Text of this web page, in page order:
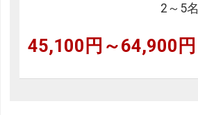
2～5名
45,100円～64,900円